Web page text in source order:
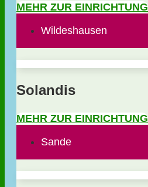
MEHR ZUR EINRICHTUNG
Wildeshausen
Solandis
MEHR ZUR EINRICHTUNG
Sande